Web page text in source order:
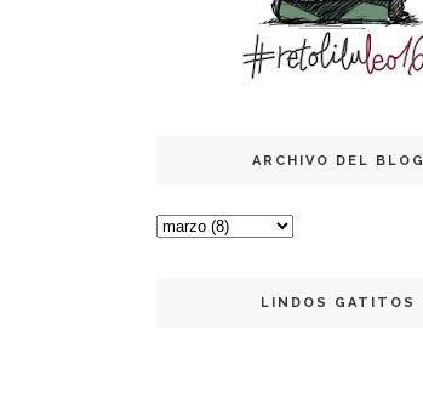
ARCHIVO DEL BLOG
LINDOS GATITOS